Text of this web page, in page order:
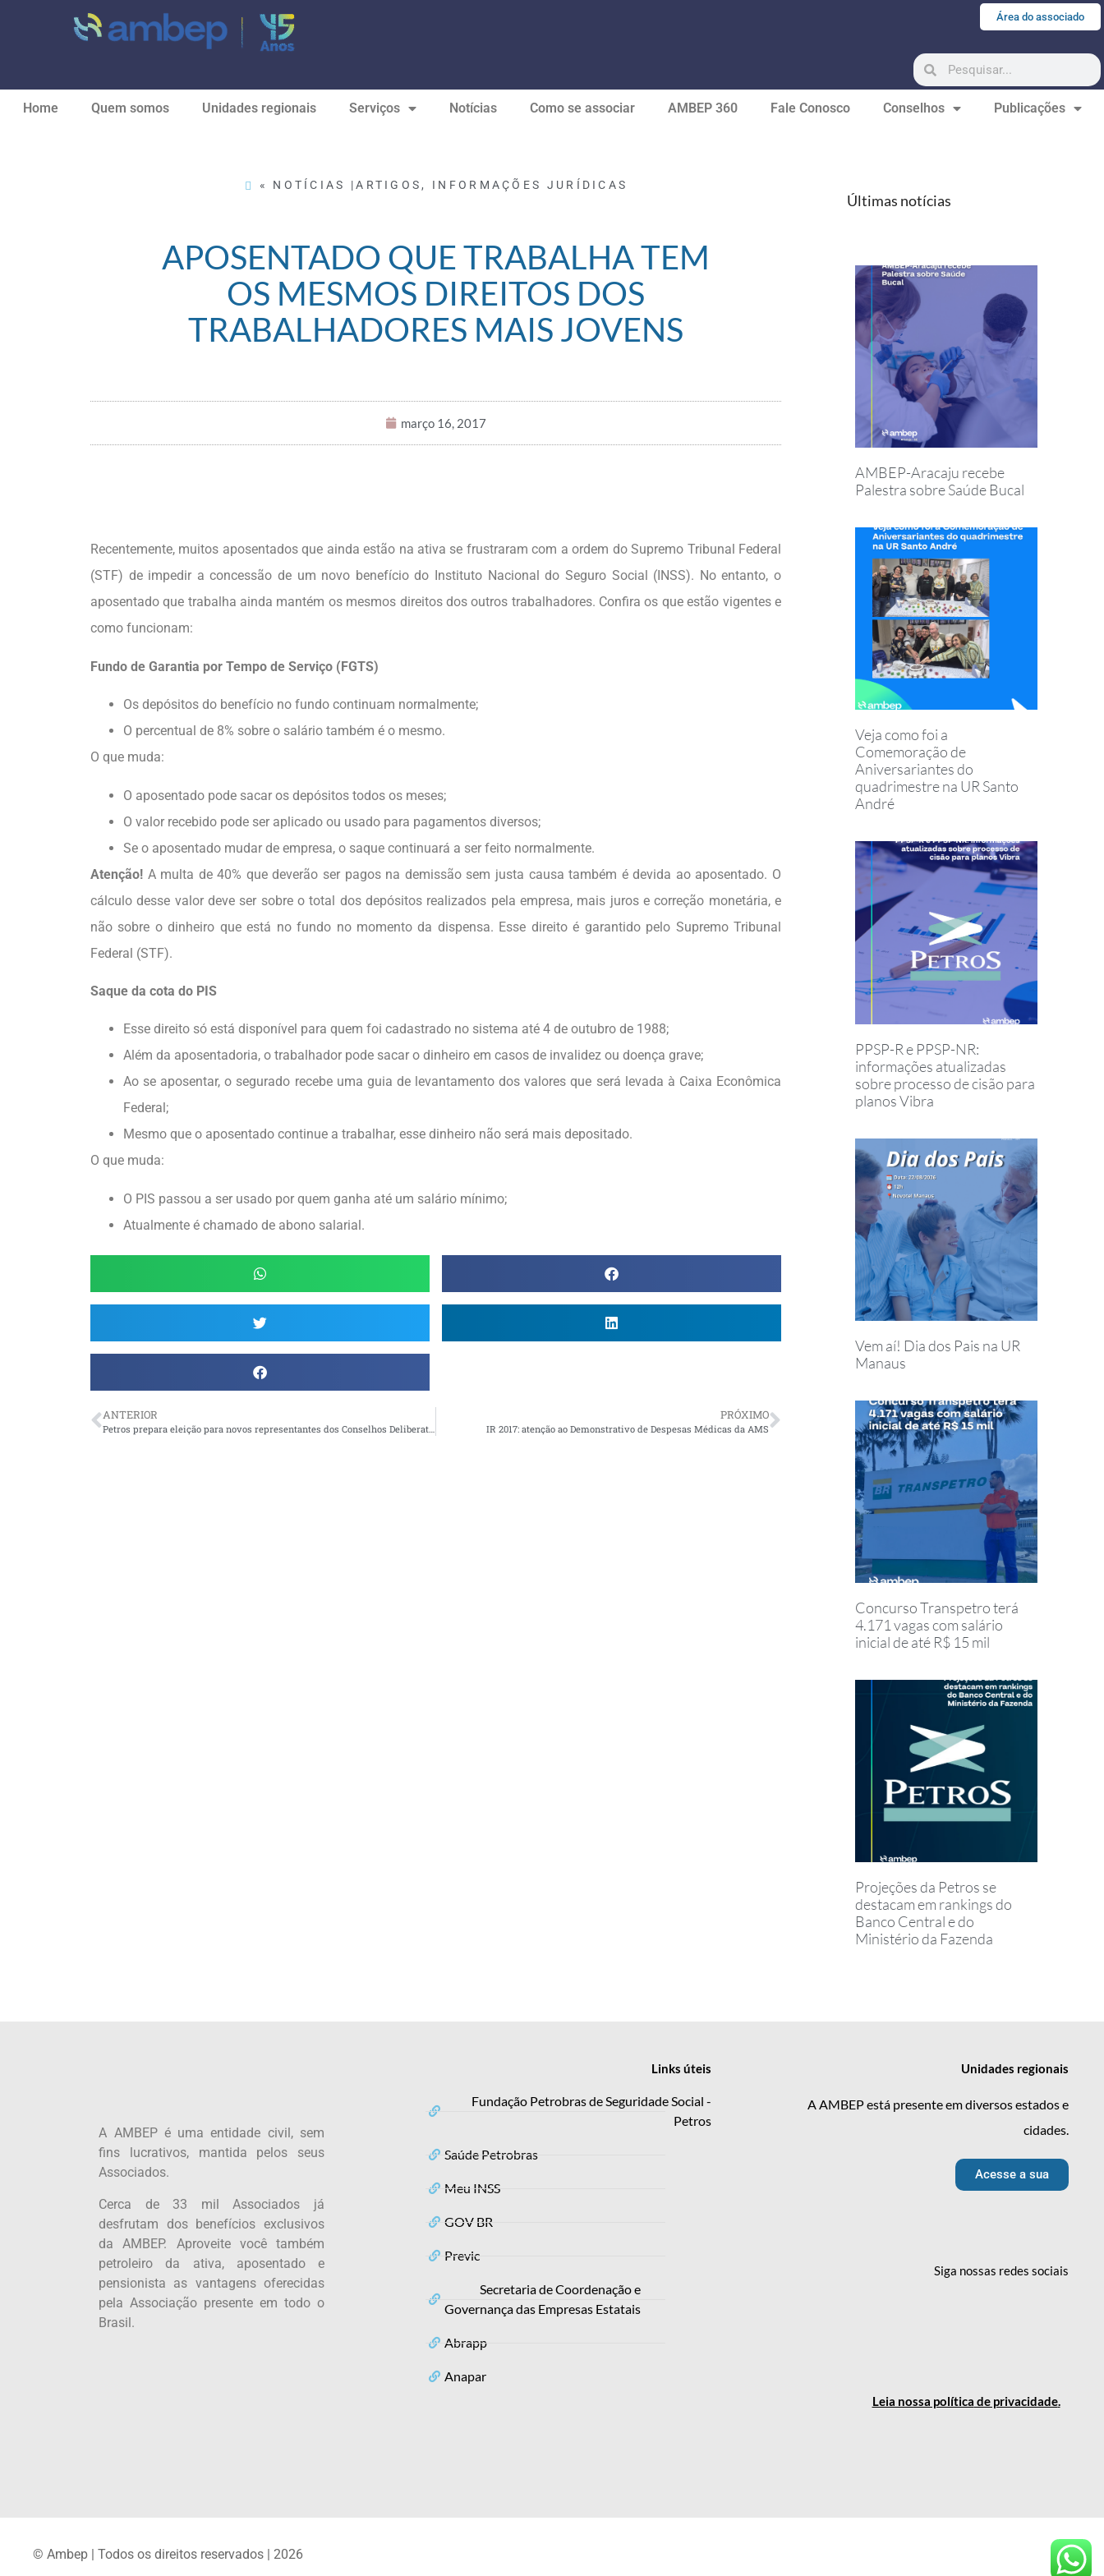
Área do associado
Home Quem somos Unidades regionais Serviços Notícias Como se associar AMBEP 360 Fale Conosco Conselhos Publicações
« NOTÍCIAS |ARTIGOS , INFORMAÇÕES JURÍDICAS
APOSENTADO QUE TRABALHA TEM
OS MESMOS DIREITOS DOS
TRABALHADORES MAIS JOVENS
março 16, 2017
Recentemente, muitos aposentados que ainda estão na ativa se frustraram com a ordem do Supremo Tribunal Federal
(STF) de impedir a concessão de um novo benefício do Instituto Nacional do Seguro Social (INSS). No entanto, o
aposentado que trabalha ainda mantém os mesmos direitos dos outros trabalhadores. Confira os que estão vigentes e
como funcionam:
Fundo de Garantia por Tempo de Serviço (FGTS)
Os depósitos do benefício no fundo continuam normalmente;
O percentual de 8% sobre o salário também é o mesmo.
O que muda:
O aposentado pode sacar os depósitos todos os meses;
O valor recebido pode ser aplicado ou usado para pagamentos diversos;
Se o aposentado mudar de empresa, o saque continuará a ser feito normalmente.
Atenção! A multa de 40% que deverão ser pagos na demissão sem justa causa também é devida ao aposentado. O
cálculo desse valor deve ser sobre o total dos depósitos realizados pela empresa, mais juros e correção monetária, e
não sobre o dinheiro que está no fundo no momento da dispensa. Esse direito é garantido pelo Supremo Tribunal
Federal (STF).
Saque da cota do PIS
Esse direito só está disponível para quem foi cadastrado no sistema até 4 de outubro de 1988;
Além da aposentadoria, o trabalhador pode sacar o dinheiro em casos de invalidez ou doença grave;
Ao se aposentar, o segurado recebe uma guia de levantamento dos valores que será levada à Caixa Econômica
Federal;
Mesmo que o aposentado continue a trabalhar, esse dinheiro não será mais depositado.
O que muda:
O PIS passou a ser usado por quem ganha até um salário mínimo;
Atualmente é chamado de abono salarial.
ANTERIOR PRÓXIMO
IR 2017: atenção ao Demonstrativo de Despesas Médicas da AMS
Últimas notícias
AMBEP-Aracaju recebe
Palestra sobre Saúde Bucal
Veja como foi a
Comemoração de
Aniversariantes do
quadrimestre na UR Santo
André
PPSP-R e PPSP-NR:
informações atualizadas
sobre processo de cisão para
planos Vibra
Vem aí! Dia dos Pais na UR
Manaus
Concurso Transpetro terá
4.171 vagas com salário
inicial de até R$ 15 mil
Projeções da Petros se
destacam em rankings do
Banco Central e do
Ministério da Fazenda
A AMBEP é uma entidade civil, sem
fins lucrativos, mantida pelos seus
Associados.
Cerca de 33 mil Associados já
desfrutam dos benefícios exclusivos
da AMBEP. Aproveite você também
petroleiro da ativa, aposentado e
pensionista as vantagens oferecidas
pela Associação presente em todo o
Brasil.
Links úteis
Fundação Petrobras de Seguridade Social -
Petros
Saúde Petrobras
Meu INSS
GOV BR
Previc
Secretaria de Coordenação e
Governança das Empresas Estatais
Abrapp
Anapar
Unidades regionais
A AMBEP está presente em diversos estados e
cidades.
Acesse a sua
Siga nossas redes sociais
Leia nossa política de privacidade.
© Ambep | Todos os direitos reservados | 2026